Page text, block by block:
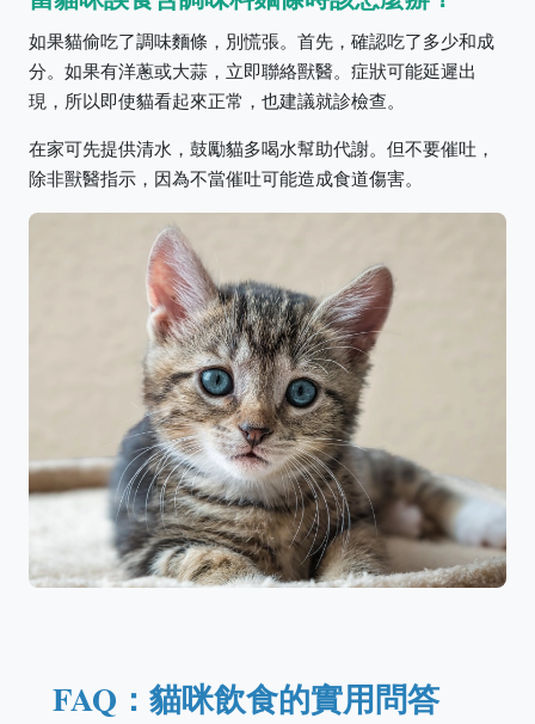
如果貓偷吃了調味麵條，別慌張。首先，確認吃了多少和成
分。如果有洋蔥或大蒜，立即聯絡獸醫。症狀可能延遲出
現，所以即使貓看起來正常，也建議就診檢查。
在家可先提供清水，鼓勵貓多喝水幫助代謝。但不要催吐，
除非獸醫指示，因為不當催吐可能造成食道傷害。
FAQ：貓咪飲食的實用問答